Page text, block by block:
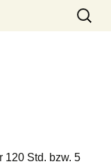
Suchen
nach:
120 Std. bzw. 5